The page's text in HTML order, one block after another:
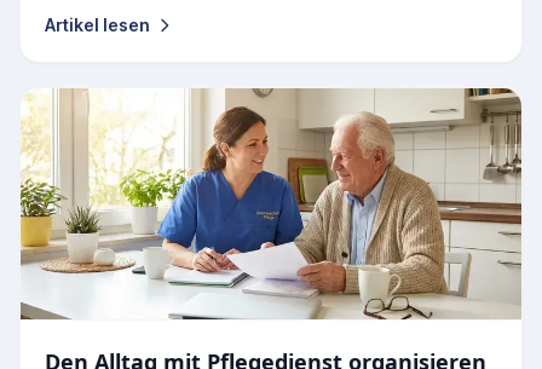
Artikel lesen
Den Alltag mit Pflegedienst organisieren